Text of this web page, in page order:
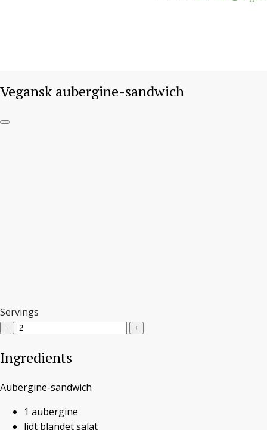
Vegansk
Vegansk aubergine-sandwich
Servings
− +
Ingredients
Aubergine-sandwich
1 aubergine
lidt blandet salat